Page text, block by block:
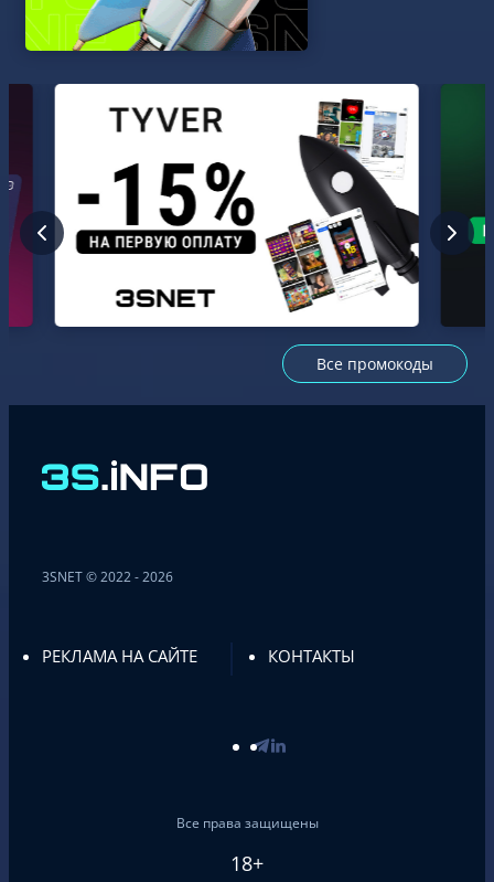
Все промокоды
3SNET © 2022 - 2026
РЕКЛАМА НА САЙТЕ КОНТАКТЫ
Все права защищены
18+